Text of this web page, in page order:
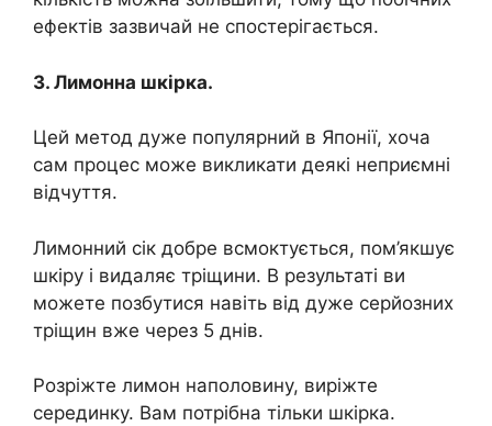
ефектів зазвичай не спостерігається.
3. Лимонна шкірка.
Цей метод дуже популярний в Японії, хоча
сам процес може викликати деякі неприємні
відчуття.
Лимонний сік добре всмоктується, пом’якшує
шкіру і видаляє тріщини. В результаті ви
можете позбутися навіть від дуже серйозних
тріщин вже через 5 днів.
Розріжте лимон наполовину, виріжте
серединку. Вам потрібна тільки шкірка.